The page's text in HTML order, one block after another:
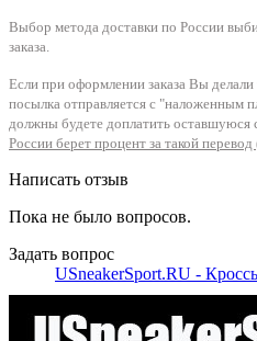
Выбор метода доставки по России
заказа.
Если при оформлении заказа Вы делали
посылка отправляется с "наложенным
должны будете доплатить оставшуюся
России берет процент за такой
Написать отзыв
Пока не было вопросов.
Задать вопрос
USneakerSport.RU -